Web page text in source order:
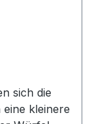
sich die
kleinere